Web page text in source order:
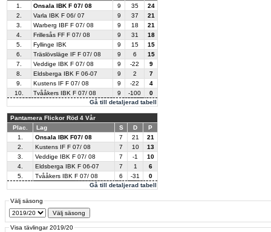
Gå till detaljerad tabell
1. Onsala IBK F 07/ 08 9 35
24
2.
Varla IBK F 06/ 07 9 37
21
3.
Warberg IBF F 07/ 08 9 18
21
4.
Frillesås FF F 07/ 08 9 31
18
5.
Fyllinge IBK 9 15
15
6.
Träslövsläge IF F 07/ 08 9 6
15
7.
Veddige IBK F 07/ 08 9 -22
9
8.
Eldsberga IBK F 06-07 9 2
7
9.
Kustens IF F 07/ 08 9 -22
4
10.
Tvååkers IBK F 07/ 08 9 -100 0
Pantamera Flickor Röd 4 Vår
Plac.
Lag S D P
Gå till detaljerad tabell
1. Onsala IBK F07/ 08 7 21
21
2.
Kustens IF F 07/ 08 7 10
13
3.
Veddige IBK F 07/ 08 7 -1
10
4.
Eldsberga IBK F 06-07 7 1
6
5.
Tvååkers IBK F 07/ 08 6 -31 0
Välj säsong
Visa tävlingar 2019/20